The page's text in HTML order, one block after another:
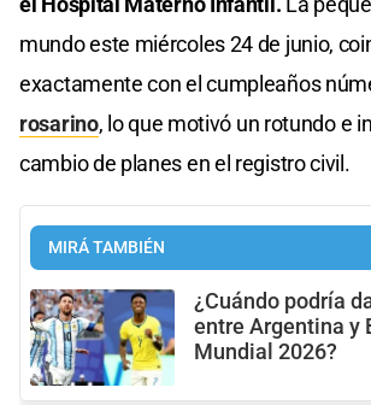
mundo este miércoles 24 de junio,
exactamente con el cumpleaños
rosarino, lo que motivó un rotundo e
cambio de planes en el registro civil.
MIRÁ TAMBIÉN
¿Cuándo podría
entre Argentina y
Mundial 2026?